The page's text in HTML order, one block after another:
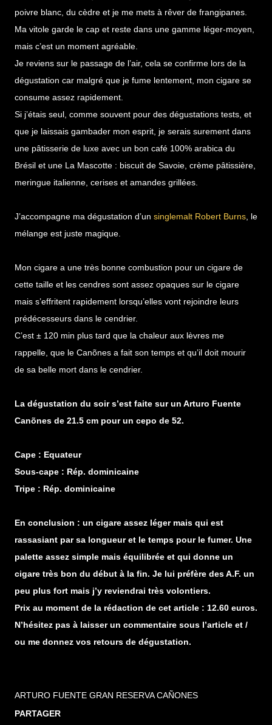
poivre blanc, du cèdre et je me mets à rêver de frangipanes.
Ma vitole garde le cap et reste dans une gamme léger-moyen,
mais c’est un moment agréable.
Je reviens sur le passage de l’air, cela se confirme lors de la
dégustation car malgré que je fume lentement, mon cigare se
consume assez rapidement.
Si j’étais seul, comme souvent pour des dégustations tests, et
que je laissais gambader mon esprit, je serais surement dans
une pâtisserie de luxe avec un bon café 100% arabica du
Brésil et une La Mascotte : biscuit de Savoie, crème pâtissière,
meringue italienne, cerises et amandes grillées.
J’accompagne ma dégustation d’un singlemalt Robert Burns, le
mélange est juste magique.
Mon cigare a une très bonne combustion pour un cigare de
cette taille et les cendres sont assez opaques sur le cigare
mais s’effritent rapidement lorsqu’elles vont rejoindre leurs
prédécesseurs dans le cendrier.
C’est ± 120 min plus tard que la chaleur aux lèvres me
rappelle, que le Canõnes a fait son temps et qu’il doit mourir
de sa belle mort dans le cendrier.
La dégustation du soir s’est faite sur un Arturo Fuente
Canõnes de 21.5 cm pour un cepo de 52.
Cape : Equateur
Sous-cape : Rép. dominicaine
Tripe : Rép. dominicaine
En conclusion : un cigare assez léger mais qui est
rassasiant par sa longueur et le temps pour le fumer. Une
palette assez simple mais équilibrée et qui donne un
cigare très bon du début à la fin. Je lui préfère des A.F. un
peu plus fort mais j’y reviendrai très volontiers.
Prix au moment de la rédaction de cet article : 12.60 euros.
N’hésitez pas à laisser un commentaire sous l’article et /
ou me donnez vos retours de dégustation.
ARTURO FUENTE GRAN RESERVA CAÑONES
PARTAGER